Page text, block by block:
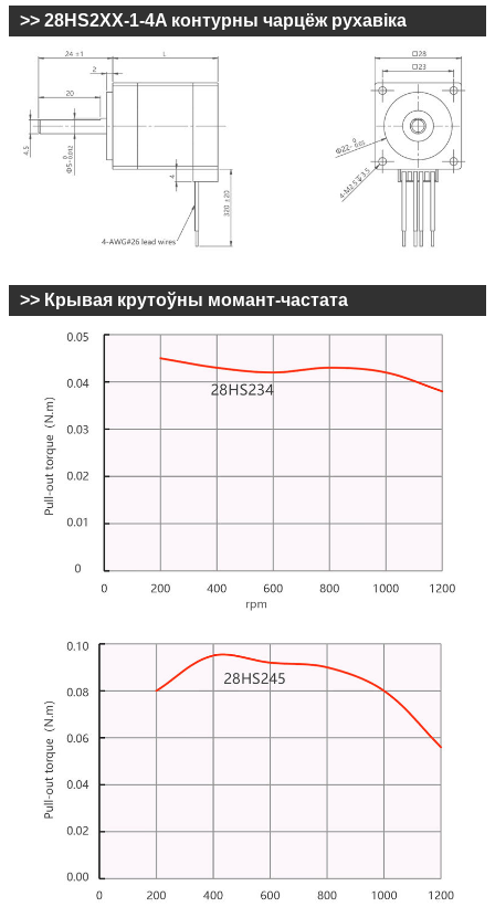
>> 28HS2XX-1-4A контурны чарцёж рухавіка
>> Крывая крутоўны момант-частата